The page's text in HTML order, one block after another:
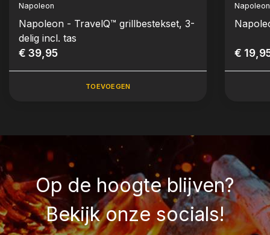
Napoleon
Napoleon - TravelQ™ grillbestekset, 3-
delig incl. tas
€ 39,95
TOEVOEGEN
Napoleon
€
Op de hoogte blijven?
Bekijk onze socials!